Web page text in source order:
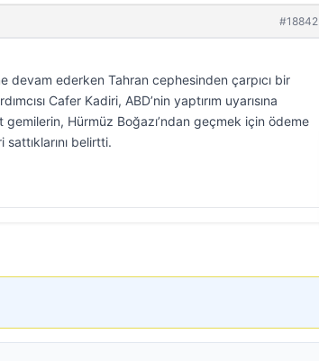
#18842
devam ederken Tahran cephesinden çarpıcı bir
Cafer Kadiri, ABD’nin yaptırım uyarısına
Hürmüz Boğazı’ndan geçmek için ödeme
belirtti.